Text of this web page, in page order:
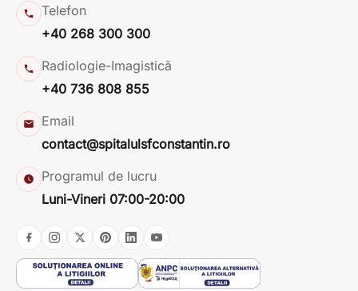
Telefon
+40 268 300 300
Radiologie-Imagistică
+40 736 808 855
Email
contact@spitalulsfconstantin.ro
Programul de lucru
Luni-Vineri 07:00-20:00